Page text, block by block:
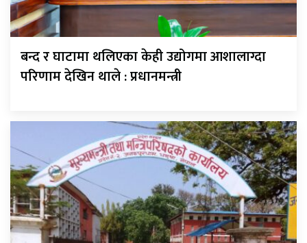
बन्द र घाटामा थलिएका केही उद्योगमा आशालाग्दा
परिणाम देखिन थाले : प्रधानमन्त्री